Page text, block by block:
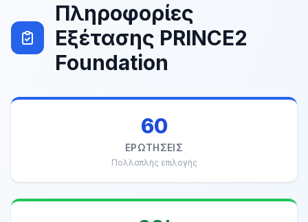
Πληροφορίες
Εξέτασης PRINCE2
Foundation
60
ΕΡΩΤΉΣΕΙΣ
Πολλαπλής επιλογής